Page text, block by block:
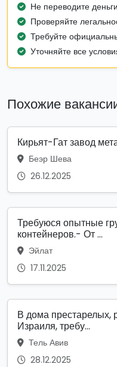
Не переводите
Проверяйте
Требуйте
Уточняйте все
Похожие
Кирьят-Гат завод
Беэр Шева
26.12.2025
Требуюся опытные
контейнеров.- От ...
Эйлат
17.11.2025
В дома престарелых,
Израиля, требу...
Тель Авив
28.12.2025